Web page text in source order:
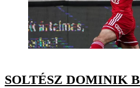
SOLTÉSZ DOMINIK